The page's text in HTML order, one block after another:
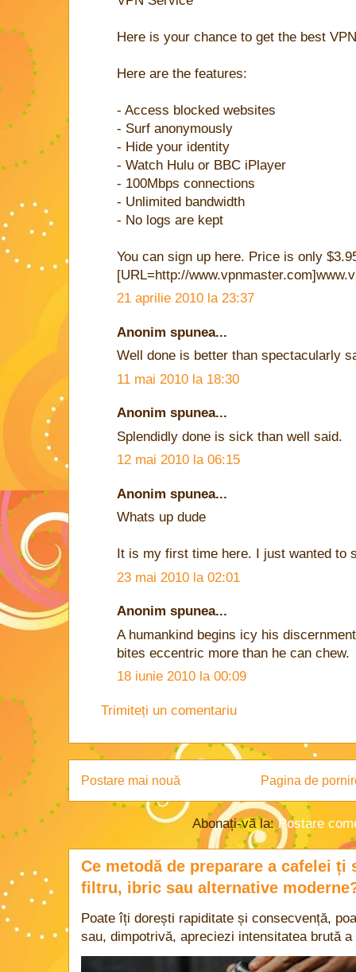
Here is your chance to get the best
Here are the features:
- Access blocked websites
- Surf anonymously
- Hide your identity
- Watch Hulu or BBC iPlayer
- 100Mbps connections
- Unlimited bandwidth
- No logs are kept
You can sign up here. Price is only
[URL=http://
21 aprilie 2010 la 23:37
Anonim spunea...
Well done is better than spectacularly
11 mai 2010 la 18:30
Anonim spunea...
Splendidly done is sick than well said.
12 mai 2010 la 06:15
Anonim spunea...
Whats up dude
It is my first time here. I just wanted to
23 mai 2010 la 02:01
Anonim spunea...
A humankind begins icy his
bites eccentric more than he can chew.
18 iunie 2010 la 00:09
Trimiteți un comentariu
Postare mai nouă Pagina de
Abonați-vă la:Postare
Ce metodă de preparare a cafelei
filtru, ibric sau alternative
Poate îți dorești rapiditate și consecvență,
sau, dimpotrivă, apreciezi intensitatea brută